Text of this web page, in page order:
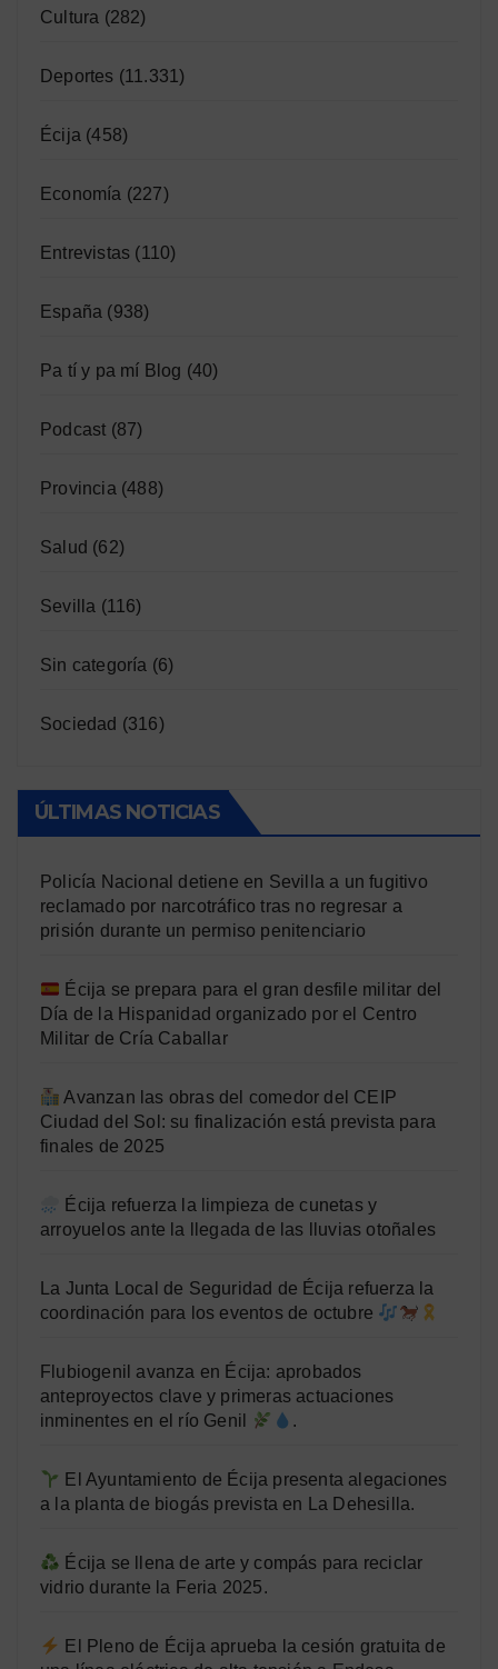
Cultura (282)
Deportes (11.331)
Écija (458)
Economía (227)
Entrevistas (110)
España (938)
Pa tí y pa mí Blog (40)
Podcast (87)
Provincia(488)
Salud (62)
Sevilla (116)
Sin categoría (6)
Sociedad (316)
ÚLTIMAS NOTICIAS
Policía Nacional detiene en Sevilla a un fugitivo
reclamado por narcotráfico tras no regresar a
prisión durante un permiso penitenciario
Écija se prepara para el gran desfile militar del
Día de la Hispanidad organizado por el Centro
Militar de Cría Caballar
Avanzan las obras del comedor del CEIP
Ciudad del Sol: su finalización está prevista para
finales de 2025
Écija refuerza la limpieza de cunetas y
arroyuelos ante la llegada de las lluvias otoñales
La Junta Local de Seguridad de Écija refuerza la
coordinación para los eventos de octubre
Flubiogenil avanza en Écija: aprobados
anteproyectos clave y primeras actuaciones
inminentes en el río Genil
.
El Ayuntamiento de Écija presenta alegaciones
a la planta de biogás prevista en La Dehesilla.
Écija se llena de arte y compás para reciclar
vidrio durante la Feria 2025.
El Pleno de Écija aprueba la cesión gratuita de